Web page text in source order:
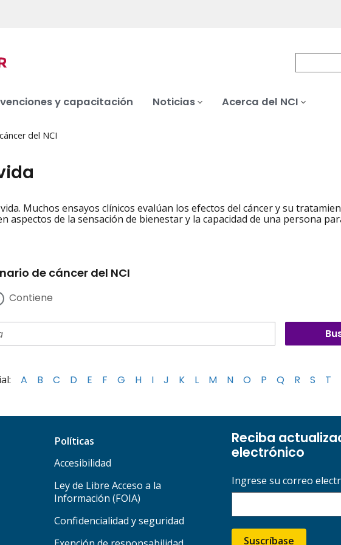
y capacitación Noticias Acerca del NCI
del NCI
Muchos ensayos clínicos evalúan los efectos del cáncer y su
aspectos de la sensación de bienestar y la capacidad de una persona
de cáncer del NCI
Contiene
A B C D E F G H I J K L M N O P Q R S T
Políticas
Accesibilidad
Ley de Libre Acceso a la
Información (FOIA)
Confidencialidad y seguridad
Reciba
electrónico
Ingrese su correo
Suscríbase